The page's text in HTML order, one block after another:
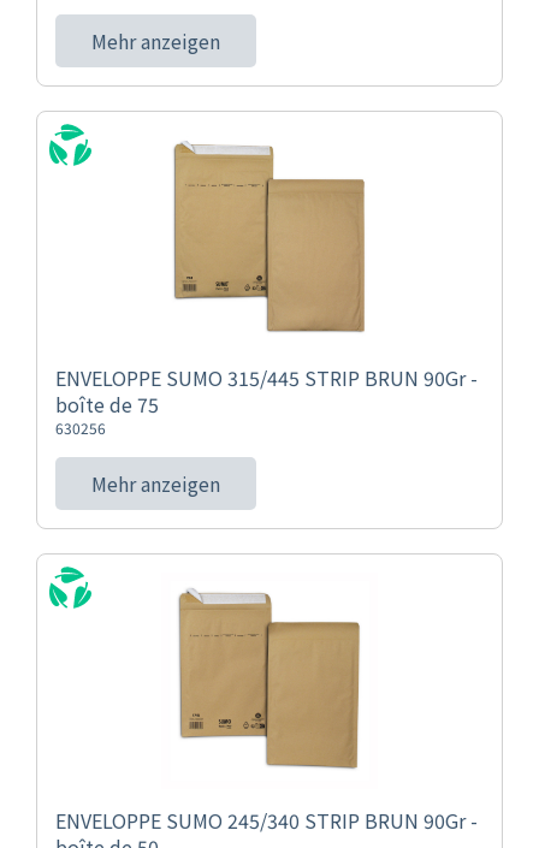
Mehr anzeigen
ENVELOPPE SUMO 315/445 STRIP BRUN 90Gr -
boîte de 75
630256
Mehr anzeigen
ENVELOPPE SUMO 245/340 STRIP BRUN 90Gr -